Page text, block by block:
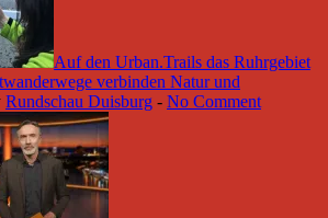
Auf den Urban.Trails das Ruhrgebiet
verbinden Natur und
Rundschau Duisburg - No Comment